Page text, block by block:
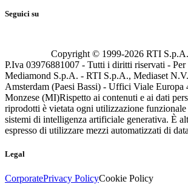
Seguici su
Copyright © 1999-2026 RTI
P.Iva 03976881007 - Tutti i diritti riservati -
Mediamond S.p.A. - RTI S.p.A., Mediaset
Amsterdam (Paesi Bassi) - Uffici Viale Europa
Monzese (MI)Rispetto ai contenuti e ai dati
riprodotti è vietata ogni utilizzazione funzionale
sistemi di intelligenza artificiale generativa. È
espresso di utilizzare mezzi automatizzati di
Legal
CorporatePrivacy PolicyCookie Policy